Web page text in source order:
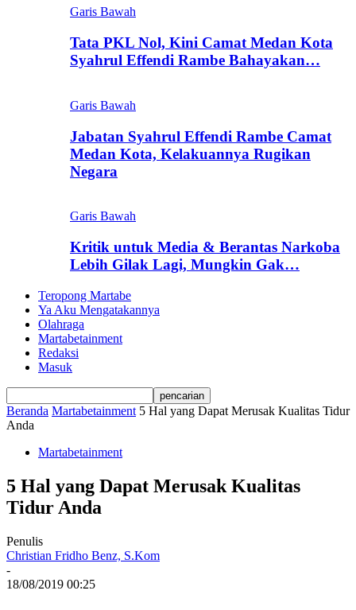
Garis Bawah
Tata PKL Nol, Kini Camat Medan Kota
Syahrul Effendi Rambe Bahayakan…
Garis Bawah
Jabatan Syahrul Effendi Rambe Camat
Medan Kota, Kelakuannya Rugikan
Negara
Garis Bawah
Kritik untuk Media & Berantas Narkoba
Lebih Gilak Lagi, Mungkin Gak…
Teropong Martabe
Ya Aku Mengatakannya
Olahraga
Martabetainment
Redaksi
Masuk
Beranda Martabetainment 5 Hal yang Dapat Merusak Kualitas Tidur
Anda
Martabetainment
5 Hal yang Dapat Merusak Kualitas
Tidur Anda
Penulis
Christian Fridho Benz, S.Kom
-
18/08/2019 00:25